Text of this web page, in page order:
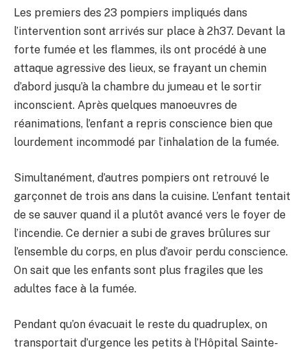
Les premiers des 23 pompiers impliqués dans
l’intervention sont arrivés sur place à 2h37. Devant la
forte fumée et les flammes, ils ont procédé à une
attaque agressive des lieux, se frayant un chemin
d’abord jusqu’à la chambre du jumeau et le sortir
inconscient. Après quelques manoeuvres de
réanimations, l’enfant a repris conscience bien que
lourdement incommodé par l’inhalation de la fumée.
Simultanément, d’autres pompiers ont retrouvé le
garçonnet de trois ans dans la cuisine. L’enfant tentait
de se sauver quand il a plutôt avancé vers le foyer de
l’incendie. Ce dernier a subi de graves brûlures sur
l’ensemble du corps, en plus d’avoir perdu conscience.
On sait que les enfants sont plus fragiles que les
adultes face à la fumée.
Pendant qu’on évacuait le reste du quadruplex, on
transportait d’urgence les petits à l’Hôpital Sainte-